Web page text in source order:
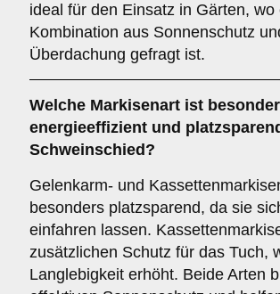
ideal für den Einsatz in Gärten, wo
Kombination aus Sonnenschutz
Überdachung gefragt ist.
Welche Markisenart ist
energieeffizient und
Schweinschied?
Gelenkarm- und
besonders platzsparend, da sie
einfahren lassen.
zusätzlichen Schutz für das Tuch,
Langlebigkeit erhöht. Beide Arten